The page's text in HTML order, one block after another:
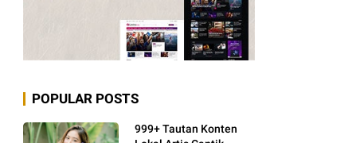
POPULAR POSTS
999+ Tautan Konten